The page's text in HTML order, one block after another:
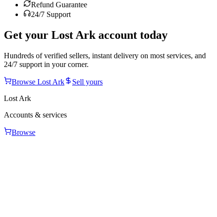
Refund Guarantee
24/7 Support
Get your Lost Ark account today
Hundreds of verified sellers, instant delivery on most services, and
24/7 support in your corner.
Browse Lost Ark
Sell yours
Lost Ark
Accounts & services
Browse